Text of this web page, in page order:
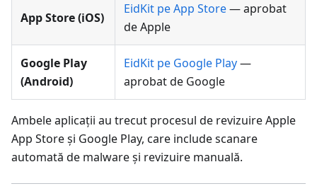
App Store (iOS)
EidKit pe App Store— aprobat
de Apple
Google Play
(Android)
EidKit pe Google Play—
aprobat de Google
Ambele aplicații au trecut procesul de revizuire Apple
App Store și Google Play, care include scanare
automată de malware și revizuire manuală.